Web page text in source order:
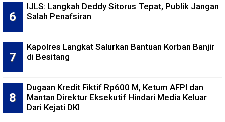
IJLS: Langkah Deddy Sitorus Tepat, Publik Jangan
Salah Penafsiran
Kapolres Langkat Salurkan Bantuan Korban Banjir
di Besitang
Dugaan Kredit Fiktif Rp600 M, Ketum AFPI dan
Mantan Direktur Eksekutif Hindari Media Keluar
Dari Kejati DKI